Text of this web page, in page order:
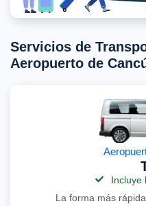
Servicios de
Aeropuerto de
Incluye
La forma más